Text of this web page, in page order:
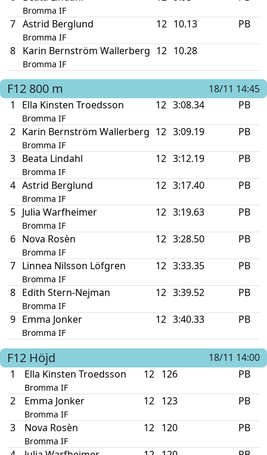
Bromma IF
7 Astrid Berglund
Bromma IF
12 10.13 PB
8 Karin Bernström Wallerberg
Bromma IF
12 10.28
F12 800 m
18/11 14:45
1
Ella Kinsten Troedsson
Bromma IF
12 3:08.34 PB
2 Karin Bernström Wallerberg
Bromma IF
12 3:09.19 PB
3 Beata Lindahl
Bromma IF
12 3:12.19 PB
4 Astrid Berglund
Bromma IF
12 3:17.40 PB
5 Julia Warfheimer
Bromma IF
12 3:19.63 PB
6 Nova Rosèn
Bromma IF
12 3:28.50 PB
7 Linnea Nilsson Löfgren
Bromma IF
12 3:33.35 PB
8 Edith Stern-Nejman
Bromma IF
12 3:39.52 PB
9 Emma Jonker
Bromma IF
12 3:40.33 PB
F12 Höjd
18/11 14:00
1
Ella Kinsten Troedsson
Bromma IF
12 126 PB
2 Emma Jonker
Bromma IF
12 123 PB
3 Nova Rosèn
Bromma IF
12 120 PB